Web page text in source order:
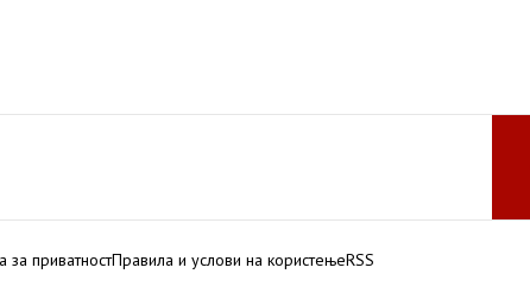
за приватностПравила и услови на користењеRSS